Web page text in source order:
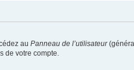
au Panneau de l’utilisateur
de votre compte.